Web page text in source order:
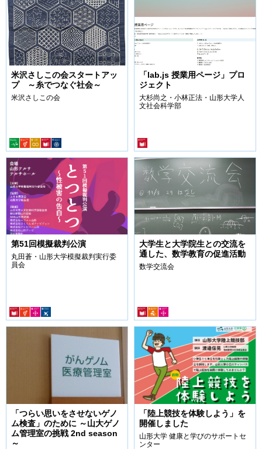
米沢さしこの会スタートアッ
プ ～糸でつなぐ社会～
米沢さしこの会
「lab.js 授業用ページ」プロ
ジェクト
大杉尚之・小林正法・山形大学人
文社会科学部
第51回模擬裁判公演
丸田蒼・山形大学模擬裁判実行委
員会
大学生と大学院生との交流を
通した、数学教育の促進活動
数学交流会
「つらい思いをさせないゲノ
ム検査」のために ～山大ゲノ
ム管理室の挑戦 2nd season
～
「陸上競技を体験しよう」を
開催しました
山形大学 健康と学びのサポートセ
ンター